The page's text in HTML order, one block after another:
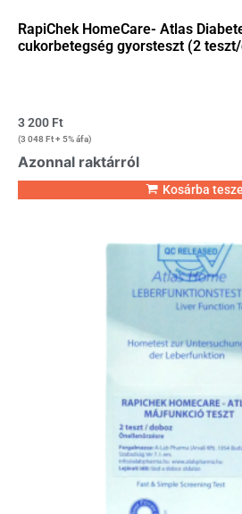
RapiChek HomeCare- Atlas
cukorbetegség gyorsteszt (2
3 200 Ft
(3 048 Ft+ 5% áfa)
Azonnal raktárról
Kosárba